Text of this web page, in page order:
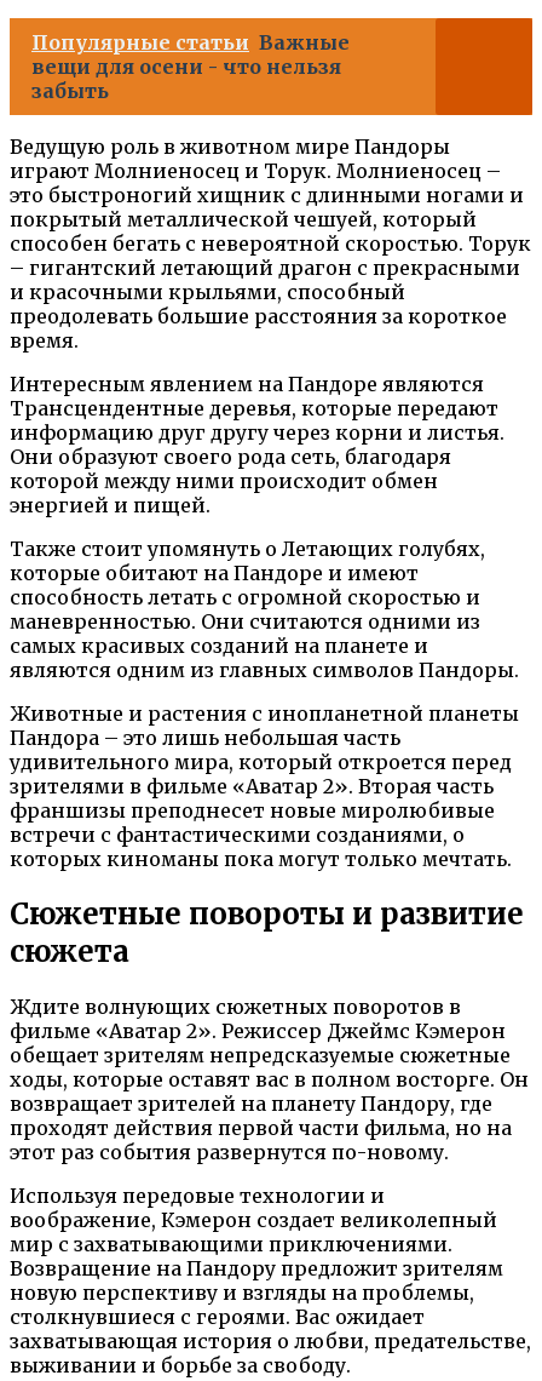
Популярные статьи Важные
вещи для осени - что нельзя
забыть
Ведущую роль в животном мире Пандоры
играют Молниеносец и Торук. Молниеносец –
это быстроногий хищник с длинными ногами и
покрытый металлической чешуей, который
способен бегать с невероятной скоростью. Торук
– гигантский летающий драгон с прекрасными
и красочными крыльями, способный
преодолевать большие расстояния за короткое
время.
Интересным явлением на Пандоре являются
Трансцендентные деревья, которые передают
информацию друг другу через корни и листья.
Они образуют своего рода сеть, благодаря
которой между ними происходит обмен
энергией и пищей.
Также стоит упомянуть о Летающих голубях,
которые обитают на Пандоре и имеют
способность летать с огромной скоростью и
маневренностью. Они считаются одними из
самых красивых созданий на планете и
являются одним из главных символов Пандоры.
Животные и растения с инопланетной планеты
Пандора – это лишь небольшая часть
удивительного мира, который откроется перед
зрителями в фильме «Аватар 2». Вторая часть
франшизы преподнесет новые миролюбивые
встречи с фантастическими созданиями, о
которых киноманы пока могут только мечтать.
Сюжетные повороты и развитие
сюжета
Ждите волнующих сюжетных поворотов в
фильме «Аватар 2». Режиссер Джеймс Кэмерон
обещает зрителям непредсказуемые сюжетные
ходы, которые оставят вас в полном восторге. Он
возвращает зрителей на планету Пандору, где
проходят действия первой части фильма, но на
этот раз события развернутся по-новому.
Используя передовые технологии и
воображение, Кэмерон создает великолепный
мир с захватывающими приключениями.
Возвращение на Пандору предложит зрителям
новую перспективу и взгляды на проблемы,
столкнувшиеся с героями. Вас ожидает
захватывающая история о любви, предательстве,
выживании и борьбе за свободу.